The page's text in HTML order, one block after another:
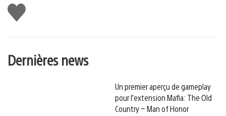
J'aime
Dernières news
Un premier aperçu de gameplay
pour l’extension Mafia: The Old
Country – Man of Honor